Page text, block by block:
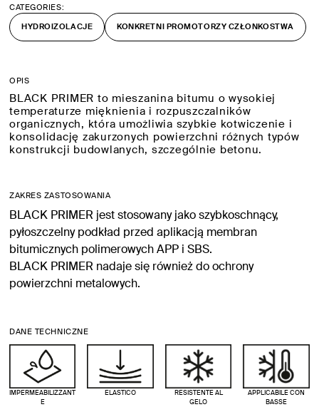
CATEGORIES:
HYDROIZOLACJE
KONKRETNI PROMOTORZY CZŁONKOSTWA
OPIS
BLACK PRIMER to mieszanina bitumu o wysokiej
temperaturze mięknienia i rozpuszczalników
organicznych, która umożliwia szybkie kotwiczenie i
konsolidację zakurzonych powierzchni różnych typów
konstrukcji budowlanych, szczególnie betonu.
ZAKRES ZASTOSOWANIA
BLACK PRIMER jest stosowany jako szybkoschnący,
pyłoszczelny podkład przed aplikacją membran
bitumicznych polimerowych APP i SBS.
BLACK PRIMER nadaje się również do ochrony
powierzchni metalowych.
DANE TECHNICZNE
IMPERMEABILIZZANT
E
ELASTICO
RESISTENTE AL
GELO
APPLICABILE CON
BASSE